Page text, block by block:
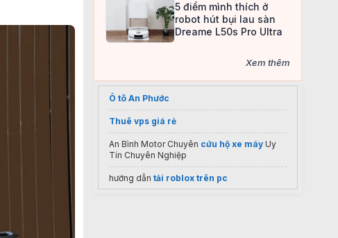
5 điểm mình thích ở
robot hút bụi lau sàn
Dreame L50s Pro Ultra
Xem thêm
Ô tô An Phước
Thuê vps giá rẻ
An Bình Motor Chuyên cứu hộ xe máy Uy
Tín Chuyên Nghiệp
hướng dẫn tải roblox trên pc